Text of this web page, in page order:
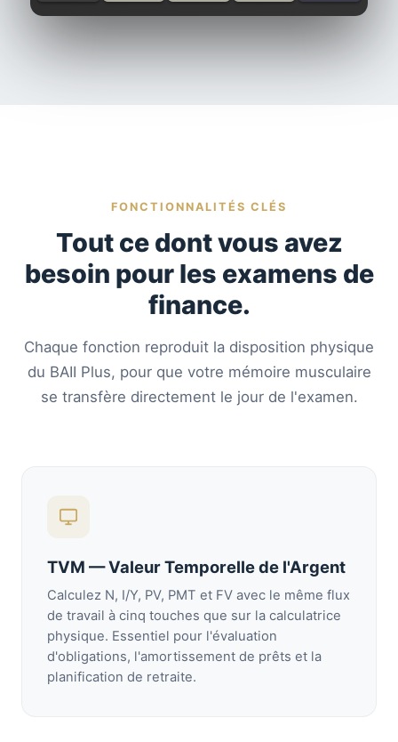
FONCTIONNALITÉS CLÉS
Tout ce dont vous avez
besoin pour les examens de
finance.
Chaque fonction reproduit la disposition physique
du BAII Plus, pour que votre mémoire musculaire
se transfère directement le jour de l'examen.
TVM — Valeur Temporelle de l'Argent
Calculez N, I/Y, PV, PMT et FV avec le même flux
de travail à cinq touches que sur la calculatrice
physique. Essentiel pour l'évaluation
d'obligations, l'amortissement de prêts et la
planification de retraite.